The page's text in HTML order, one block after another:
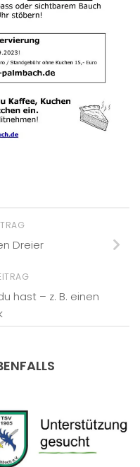
Dreier
hast – z. B. einen